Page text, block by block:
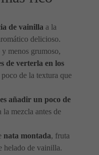
de vainilla a la
delicioso.
menos grumoso,
de verterla en los
de la textura que
añadir un poco de
la mezcla antes de
nata montada, fruta
helado de vainilla.